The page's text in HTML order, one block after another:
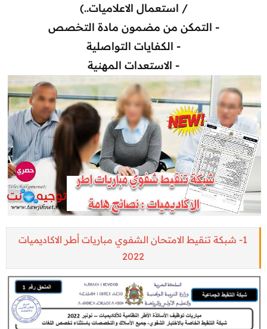
/ استعمال الاعلاميات..)
- التمكن من مضمون مادة التخصص
- الكفايات التواصلية
- الاستعدات المهنية
1- شبكة تنقيط الامتحان الشفوي مباريات أطر الاكاديميات
2022